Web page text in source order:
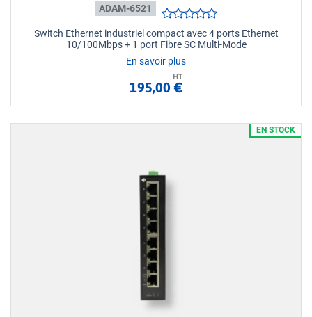
ADAM-6521
Switch Ethernet industriel compact avec 4 ports Ethernet
10/100Mbps + 1 port Fibre SC Multi-Mode
En savoir plus
HT
195,00 €
EN STOCK